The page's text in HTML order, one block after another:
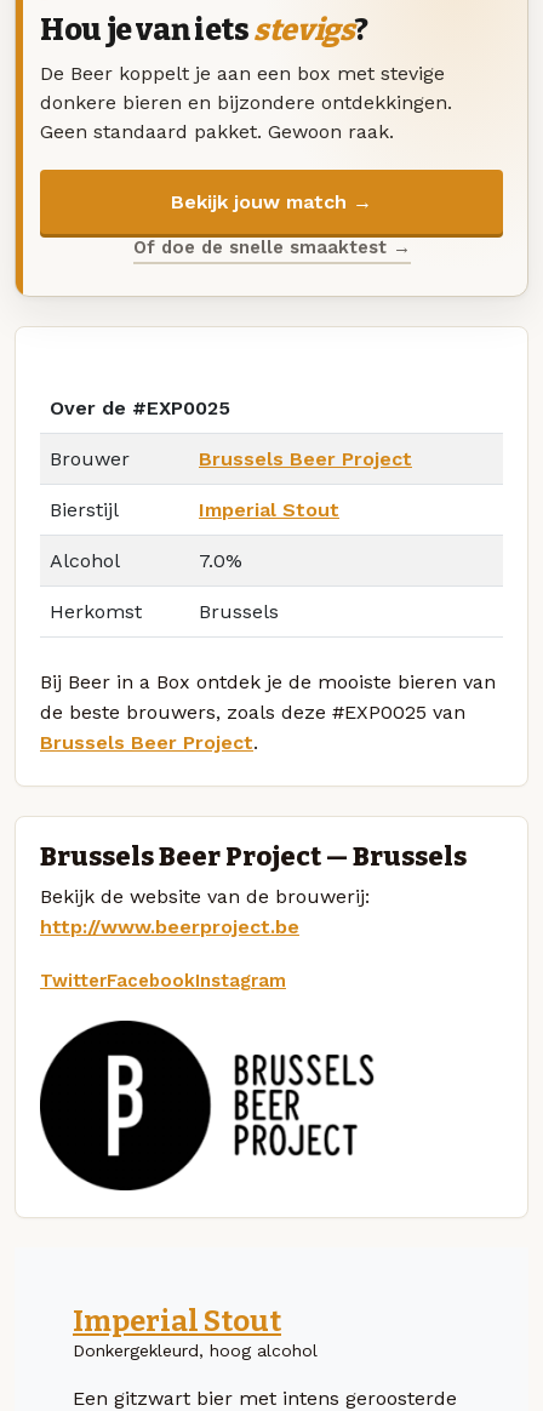
Hou je van ietsstevigs?
De Beer koppelt je aan een box met stevige
donkere bieren en bijzondere ontdekkingen.
Geen standaard pakket. Gewoon raak.
Bekijk jouw match →
Of doe de snelle smaaktest →
Over de #EXP0025
Brouwer Brussels Beer Project
Bierstijl Imperial Stout
Alcohol 7.0%
Herkomst Brussels
Bij Beer in a Box ontdek je de mooiste bieren van
de beste brouwers, zoals deze #EXP0025 van
Brussels Beer Project.
Brussels Beer Project — Brussels
Bekijk de website van de brouwerij:
http://www.beerproject.be
TwitterFacebookInstagram
Imperial Stout
Donkergekleurd, hoog alcohol
Een gitzwart bier met intens geroosterde